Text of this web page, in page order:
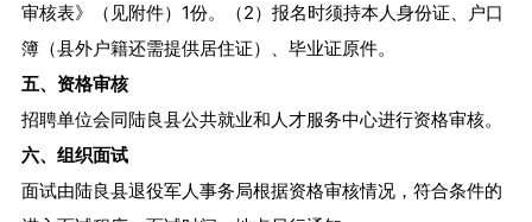
审核表》（见附件）1份。（2）报名时须持本人身份证、户口
簿（县外户籍还需提供居住证）、毕业证原件。
五、资格审核
招聘单位会同陆良县公共就业和人才服务中心进行资格审核。
六、组织面试
面试由陆良县退役军人事务局根据资格审核情况，符合条件的